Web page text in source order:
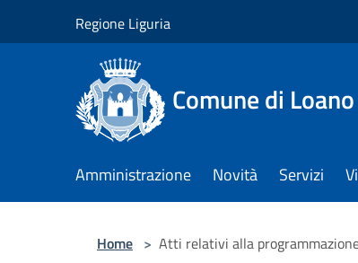
Regione Liguria
Comune di Loano
Amministrazione Novità Servizi
Home > Atti relativi alla